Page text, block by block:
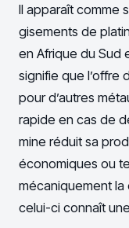
Il apparaît comme
gisements de
en Afrique du Sud
signifie que l’offre
pour d’autres
rapide en cas de
mine réduit sa
économiques ou
mécaniquement la
celui-ci connaît